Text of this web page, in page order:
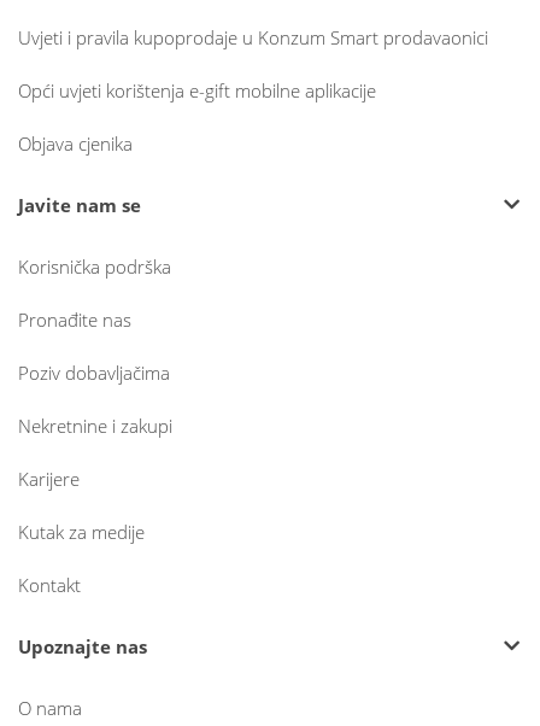
Uvjeti i pravila kupoprodaje u Konzum Smart prodavaonici
Opći uvjeti korištenja e-gift mobilne aplikacije
Objava cjenika
Javite nam se
Korisnička podrška
Pronađite nas
Poziv dobavljačima
Nekretnine i zakupi
Karijere
Kutak za medije
Kontakt
Upoznajte nas
O nama